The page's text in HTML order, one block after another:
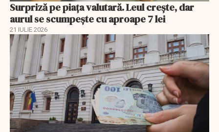
Surpriză pe piața valutară. Leul crește, dar
aurul se scumpește cu aproape 7 lei
21 IULIE 2026